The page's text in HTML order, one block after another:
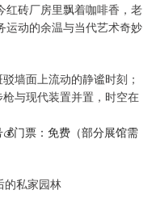
红砖厂房里飘着咖啡香，老
运动的余温与当代艺术奇妙
墙面上流动的静谧时刻；
与现代装置并置，时空在
门票：免费（部分展馆需
的私家园林